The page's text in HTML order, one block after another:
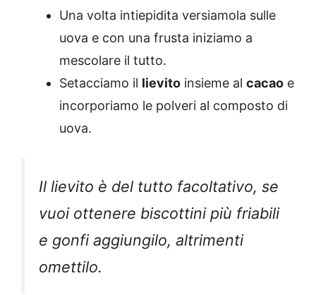
Una volta intiepidita versiamola sulle
uova e con una frusta iniziamo a
mescolare il tutto.
Setacciamo il lievito insieme al cacao e
incorporiamo le polveri al composto di
uova.
Il lievito è del tutto facoltativo, se
vuoi ottenere biscottini più friabili
e gonfi aggiungilo, altrimenti
omettilo.